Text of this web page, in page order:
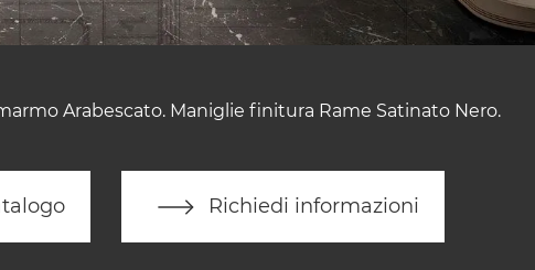
Arabescato. Maniglie finitura Rame Satinato Nero.
Richiedi informazioni